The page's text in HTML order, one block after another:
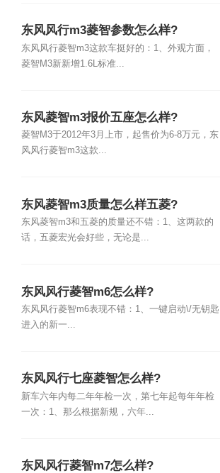
东风风行m3菱智参数怎么样?
东风风行菱智m3这款车挺好的：1、外观方面，
菱智M3新新增1.6L标准...
东风菱智m3报价五座怎么样?
菱智M3于2012年3月上市，起售价为6-8万元，东
风风行菱智m3这款...
东风菱智m3质量怎么样五菱?
东风菱智m3和五菱的质量还不错：1、这两款的
话，五菱宏光会好些，无论是...
东风风行菱智m6怎么样?
东风风行菱智m6表现不错：1、一键启动\/无钥匙
进入的新一...
东风风行七座菱智怎么样?
新车六年内每二年年检一次，第七年起每年年检
一次：1、那么根据新规，六年...
东风风行菱智m7怎么样?